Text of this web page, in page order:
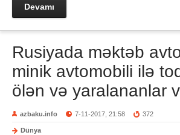
Devamı
Rusiyada məktəb
minik avtomobili ilə
ölən və yaralananlar
azbaku.info 7-11-2017, 21:58 372
Dünya